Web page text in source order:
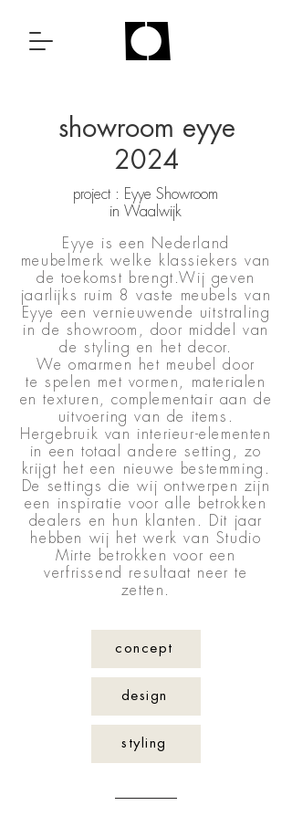
showroom eyye
2024
project : Eyye Showroom
in Waalwijk
Eyye is een Nederland
meubelmerk welke klassiekers van
de toekomst brengt.Wij geven
jaarlijks ruim 8 vaste meubels van
Eyye een vernieuwende uitstraling
in de showroom, door middel van
de styling en het decor.
We omarmen het meubel door
te spelen met vormen, materialen
en texturen, complementair aan de
uitvoering van de items.
Hergebruik van interieur-elementen
in een totaal andere setting, zo
krijgt het een nieuwe bestemming.
De settings die wij ontwerpen zijn
een inspiratie voor alle betrokken
dealers en hun klanten. Dit jaar
hebben wij het werk van Studio
Mirte betrokken voor een
verfrissend resultaat neer te
zetten.
concept
design
styling